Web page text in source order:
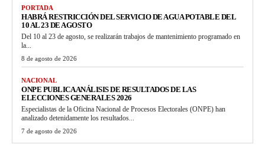
PORTADA
HABRÁ RESTRICCIÓN DEL SERVICIO DE AGUA POTABLE DEL
10 AL 23 DE AGOSTO
Del 10 al 23 de agosto, se realizarán trabajos de mantenimiento programado en
la...
8 de agosto de 2026
NACIONAL
ONPE PUBLICA ANÁLISIS DE RESULTADOS DE LAS
ELECCIONES GENERALES 2026
Especialistas de la Oficina Nacional de Procesos Electorales (ONPE) han
analizado detenidamente los resultados...
7 de agosto de 2026